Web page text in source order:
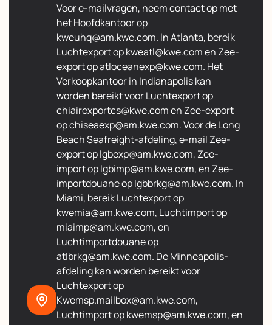
Voor e-mailvragen, neem contact op met
het Hoofdkantoor op
kweuhq@am.kwe.com. In Atlanta, bereik
Luchtexport op kweatl@kwe.com en Zee-
export op atloceanexp@kwe.com. Het
Verkoopkantoor in Indianapolis kan
worden bereikt voor Luchtexport op
chiairexportcs@kwe.com en Zee-export
op chiseaexp@am.kwe.com. Voor de Long
Beach Seafreight-afdeling, e-mail Zee-
export op lgbexp@am.kwe.com, Zee-
import op lgbimp@am.kwe.com, en Zee-
importdouane op lgbbrkg@am.kwe.com. In
Miami, bereik Luchtexport op
kwemia@am.kwe.com, Luchtimport op
miaimp@am.kwe.com, en
Luchtimportdouane op
atlbrkg@am.kwe.com. De Minneapolis-
afdeling kan worden bereikt voor
Luchtexport op
Kwemsp.mailbox@am.kwe.com,
Luchtimport op kwemsp@am.kwe.com, en